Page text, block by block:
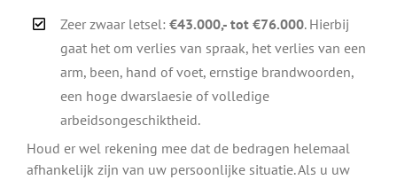
Zeer zwaar letsel:€43.000,- tot €76.000. Hierbij
gaat het om verlies van spraak, het verlies van een
arm, been, hand of voet, ernstige brandwoorden,
een hoge dwarslaesie of volledige
arbeidsongeschiktheid.
Houd er wel rekening mee dat de bedragen helemaal
afhankelijk zijn van uw persoonlijke situatie. Als u uw